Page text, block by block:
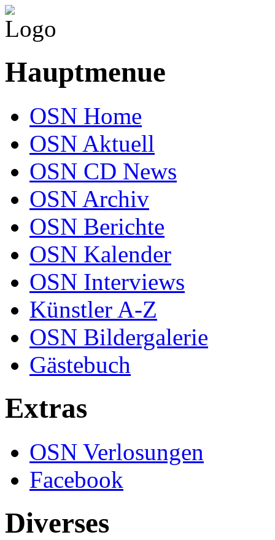
Hauptmenue
OSN Home
OSN Aktuell
OSN CD News
OSN Archiv
OSN Berichte
OSN Kalender
OSN Interviews
Künstler A-Z
OSN Bildergalerie
Gästebuch
Extras
OSN Verlosungen
Facebook
Diverses